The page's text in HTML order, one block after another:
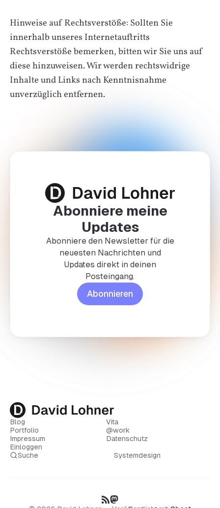
Hinweise auf Rechtsverstöße: Sollten Sie
innerhalb unseres Internetauftritts
Rechtsverstöße bemerken, bitten wir Sie uns auf
diese hinzuweisen. Wir werden rechtswidrige
Inhalte und Links nach Kenntnisnahme
unverzüglich entfernen.
Abonniere meine
Updates
Abonniere den Newsletter für die
neuesten Nachrichten und
Updates direkt in deinen
Posteingang.
Abonnieren
Blog
Vita
Portfolio
@work
Impressum
Datenschutz
Einloggen
Suche
Systemdesign